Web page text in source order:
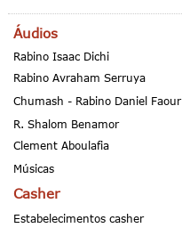
Áudios
Rabino Isaac Dichi
Rabino Avraham Serruya
Chumash - Rabino Daniel Faour
R. Shalom Benamor
Clement Aboulafia
Músicas
Casher
Estabelecimentos casher